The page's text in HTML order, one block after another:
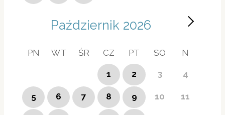
Październik 2026
PN WT ŚR CZ PT SO N
1 2 3 4
5 6 7 8 9 10 11